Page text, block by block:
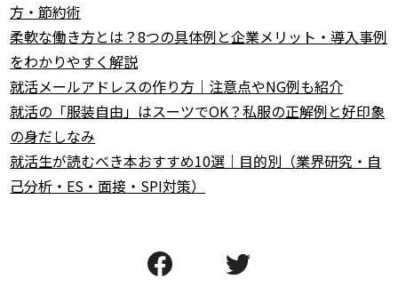
方・節約術
柔軟な働き方とは？8つの具体例と企業メリット・導入事例
をわかりやすく解説
就活メールアドレスの作り方｜注意点やNG例も紹介
就活の「服装自由」はスーツでOK？私服の正解例と好印象
の身だしなみ
就活生が読むべき本おすすめ10選｜目的別（業界研究・自
己分析・ES・面接・SPI対策）